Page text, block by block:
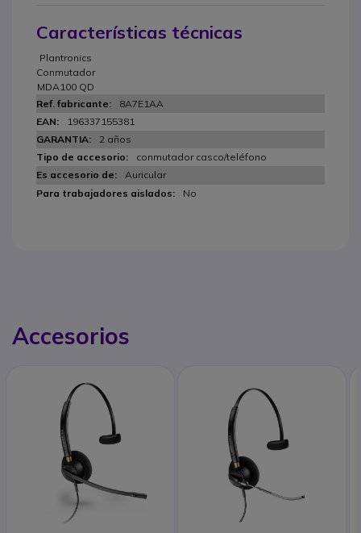
Características técnicas
Plantronics
Conmutador
MDA100 QD
8A7E1AA
196337155381
2 años
conmutador casco/teléfono
Auricular
No
Accesorios